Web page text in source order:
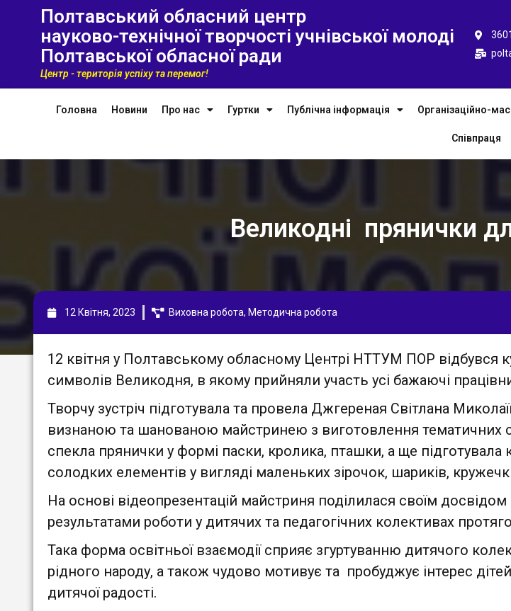
Полтавський обласний центр
науково-технічної творчості учнівської молоді
Полтавської обласної ради
Центр - територія успіху та перемог!
Головна Новини Про нас Гуртки Публічна інформація Організаційно-
Співпраця
Великодні прянички
12 Квітня, 2023 Виховна робота, Методична робота
12 квітня у Полтавському обласному Центрі НТТУМ ПОР відбувся
символів Великодня, в якому прийняли участь усі бажаючі
Творчу зустріч підготувала та провела Джгереная Світлана
визнаною та шанованою майстринею з виготовлення тематичних
спекла прянички у формі паски, кролика, пташки, а ще
солодких елементів у вигляді маленьких зірочок, шариків,
На основі відеопрезентацій майстриня поділилася своїм
результатами роботи у дитячих та педагогічних колективах
Така форма освітньої взаємодії сприяє згуртуванню дитячого
рідного народу, а також чудово мотивує та пробуджує інтерес
дитячої радості.